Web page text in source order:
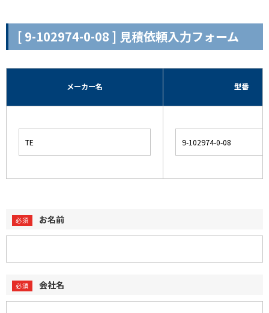
[ 9-102974-0-08 ] 見積依頼入力フォーム
メーカー名 型番
お名前
会社名